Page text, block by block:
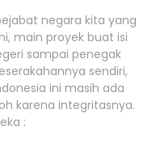
negara kita yang
main proyek buat isi
sampai penegak
sendiri,
ini masih ada
karena integritasnya.
: